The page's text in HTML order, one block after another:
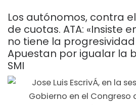
Los autónomos, contra
de cuotas. ATA: «Insiste
no tiene la
Apuestan por igualar la
SMI